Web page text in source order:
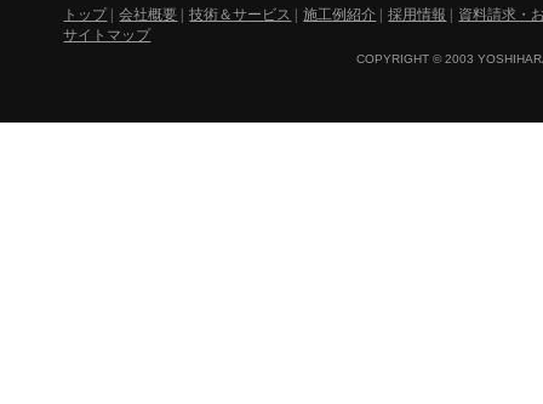
トップ| 会社概要 | 技術＆サービス | 施工例紹介 | 採用情報 | 資料請求・
サイトマップ
COPYRIGHT © 2003